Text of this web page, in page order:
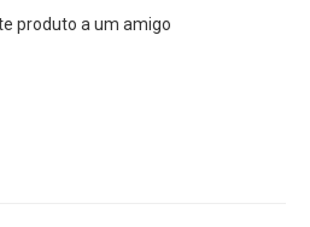
produto a um amigo